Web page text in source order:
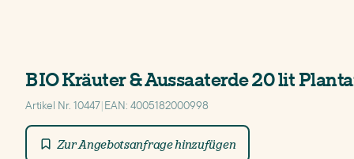
BIO Kräuter & Aussaaterde 20 lit
Artikel Nr. 10447|EAN: 4005182000998
Zur Angebotsanfrage hinzufügen